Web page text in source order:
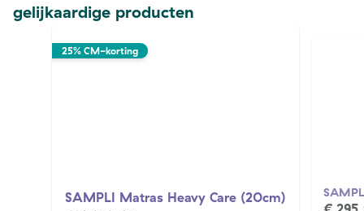
gelijkaardige producten
25% CM-korting
SAMPLI Matras Heavy Care (20cm)